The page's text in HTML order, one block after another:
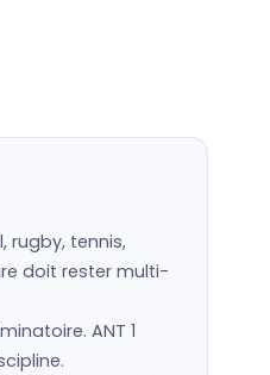
rugby, tennis,
doit rester multi-
ANT 1